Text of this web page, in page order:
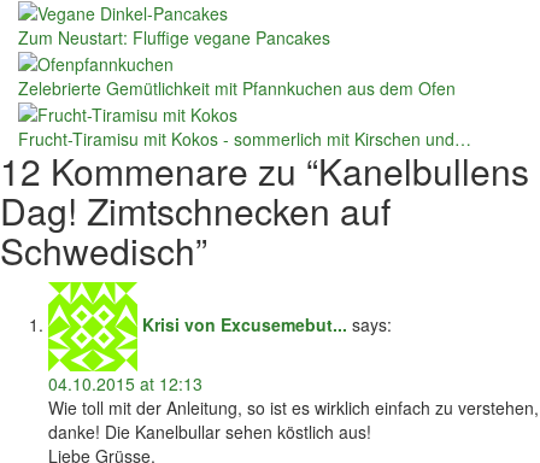
Zum Neustart: Fluffige vegane Pancakes
Zelebrierte Gemütlichkeit mit Pfannkuchen aus dem Ofen
Frucht-Tiramisu mit Kokos - sommerlich mit Kirschen und…
12 Kommenare zu “Kanelbullens
Dag! Zimtschnecken auf
Schwedisch”
Krisi von Excusemebut... says:
04.10.2015 at 12:13
Wie toll mit der Anleitung, so ist es wirklich einfach zu verstehen,
danke! Die Kanelbullar sehen köstlich aus!
Liebe Grüsse,